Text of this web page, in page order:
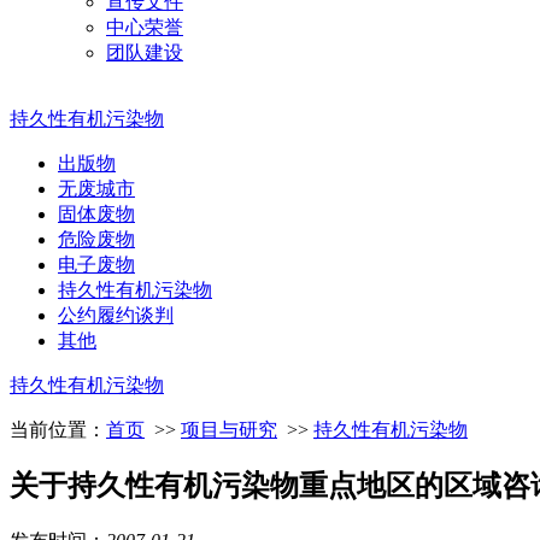
中心荣誉
团队建设
持久性有机污染物
出版物
无废城市
固体废物
危险废物
电子废物
持久性有机污染物
公约履约谈判
其他
持久性有机污染物
当前位置： 首页 >> 项目与研究 >> 持久性有机污染物
关于持久性有机污染物重点地区的区域咨